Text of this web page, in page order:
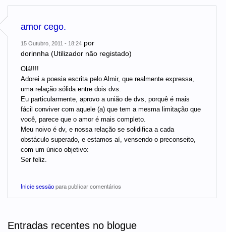
amor cego.
15 Outubro, 2011 - 18:24 por
dorinnha (Utilizador não registado)
Olá!!!!
Adorei a poesia escrita pelo Almir, que realmente expressa,
uma relação sólida entre dois dvs.
Eu particularmente, aprovo a união de dvs, porquê é mais
fácil conviver com aquele (a) que tem a mesma limitação que
você, parece que o amor é mais completo.
Meu noivo é dv, e nossa relação se solidifica a cada
obstáculo superado, e estamos aí, vensendo o preconseito,
com um único objetivo:
Ser feliz.
Inicie sessãopara publicar comentários
Entradas recentes no blogue